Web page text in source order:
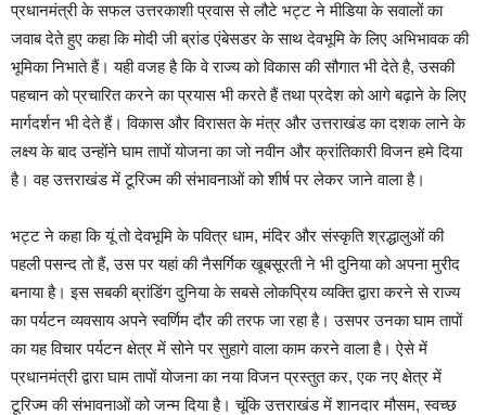
प्रधानमंत्री के सफल उत्तरकाशी प्रवास से लौटे भट्ट ने मीडिया के सवालों का
जवाब देते हुए कहा कि मोदी जी ब्रांड एंबेसडर के साथ देवभूमि के लिए अभिभावक की
भूमिका निभाते हैं। यही वजह है कि वे राज्य को विकास की सौगात भी देते है, उसकी
पहचान को प्रचारित करने का प्रयास भी करते हैं तथा प्रदेश को आगे बढ़ाने के लिए
मार्गदर्शन भी देते हैं। विकास और विरासत के मंत्र और उत्तराखंड का दशक लाने के
लक्ष्य के बाद उन्होंने घाम तापों योजना का जो नवीन और क्रांतिकारी विजन हमे दिया
है। वह उत्तराखंड में टूरिज्म की संभावनाओं को शीर्ष पर लेकर जाने वाला है।
भट्ट ने कहा कि यूं तो देवभूमि के पवित्र धाम, मंदिर और संस्कृति श्रद्धालुओं की
पहली पसन्द तो हैं, उस पर यहां की नैसर्गिक खूबसूरती ने भी दुनिया को अपना मुरीद
बनाया है। इस सबकी ब्रांडिंग दुनिया के सबसे लोकप्रिय व्यक्ति द्वारा करने से राज्य
का पर्यटन व्यवसाय अपने स्वर्णिम दौर की तरफ जा रहा है। उसपर उनका घाम तापों
का यह विचार पर्यटन क्षेत्र में सोने पर सुहागे वाला काम करने वाला है। ऐसे में
प्रधानमंत्री द्वारा घाम तापों योजना का नया विजन प्रस्तुत कर, एक नए क्षेत्र में
टूरिज्म की संभावनाओं को जन्म दिया है। चूंकि उत्तराखंड में शानदार मौसम, स्वच्छ